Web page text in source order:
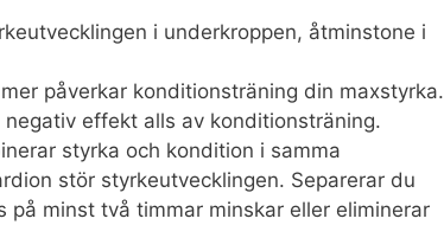
i underkroppen, åtminstone i
påverkar konditionsträning din maxstyrka.
effekt alls av konditionsträning.
styrka och kondition i samma
stör styrkeutvecklingen. Separerar du
på minst två timmar minskar eller eliminerar